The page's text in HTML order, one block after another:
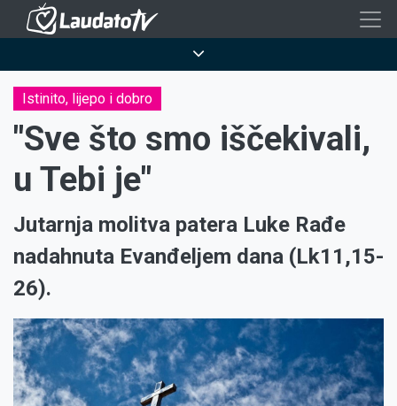
Skoči
sadržaj
Istinito, lijepo i dobro
"Sve što smo iščekivali,
u Tebi je"
Jutarnja molitva patera Luke Rađe
nadahnuta Evanđeljem dana (Lk11,15-
26).